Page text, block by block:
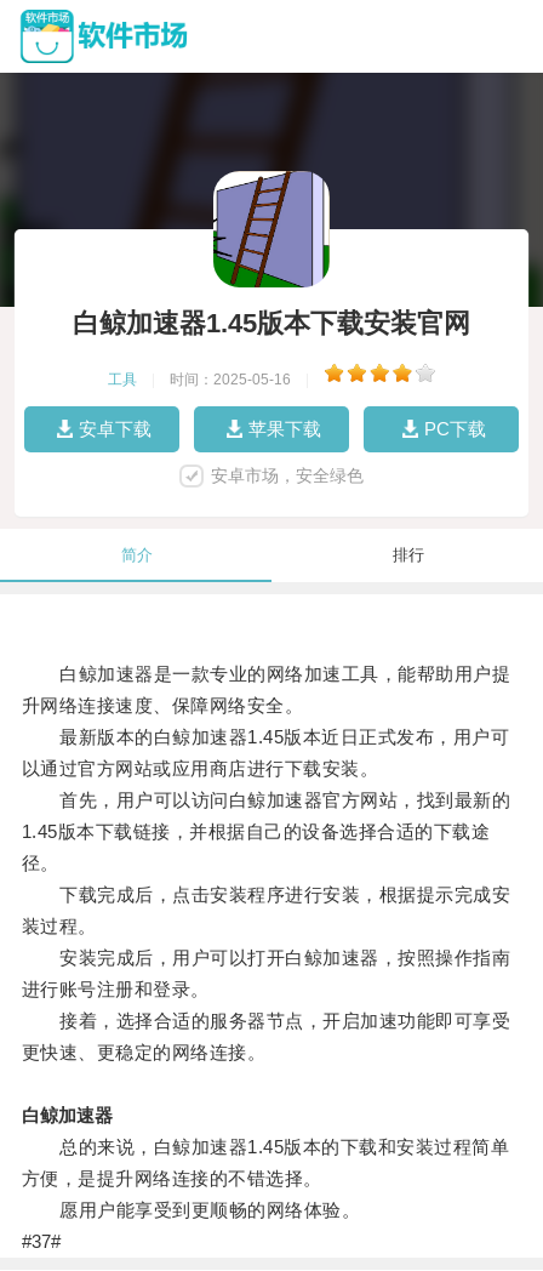
白鲸加速器1.45版本下载安装官网
工具 时间：2025-05-16
安卓下载 苹果下载 PC下载
安卓市场，安全绿色
简介 排行
白鲸加速器是一款专业的网络加速工具，能帮助用户提
升网络连接速度、保障网络安全。
最新版本的白鲸加速器1.45版本近日正式发布，用户可
以通过官方网站或应用商店进行下载安装。
首先，用户可以访问白鲸加速器官方网站，找到最新的
1.45版本下载链接，并根据自己的设备选择合适的下载途
径。
下载完成后，点击安装程序进行安装，根据提示完成安
装过程。
安装完成后，用户可以打开白鲸加速器，按照操作指南
进行账号注册和登录。
接着，选择合适的服务器节点，开启加速功能即可享受
更快速、更稳定的网络连接。
白鲸加速器
总的来说，白鲸加速器1.45版本的下载和安装过程简单
方便，是提升网络连接的不错选择。
愿用户能享受到更顺畅的网络体验。
#37#